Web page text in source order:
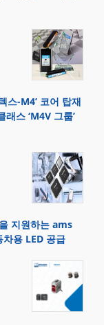
스-M4’ 코어 탑재
스 ‘M4V 그룹’
지원하는 ams
차용 LED 공급